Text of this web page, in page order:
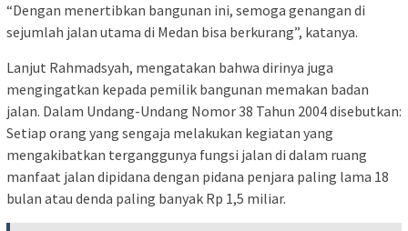
“Dengan menertibkan bangunan ini, semoga genangan di
sejumlah jalan utama di Medan bisa berkurang”, katanya.
Lanjut Rahmadsyah, mengatakan bahwa dirinya juga
mengingatkan kepada pemilik bangunan memakan badan
jalan. Dalam Undang-Undang Nomor 38 Tahun 2004 disebutkan:
Setiap orang yang sengaja melakukan kegiatan yang
mengakibatkan terganggunya fungsi jalan di dalam ruang
manfaat jalan dipidana dengan pidana penjara paling lama 18
bulan atau denda paling banyak Rp 1,5 miliar.